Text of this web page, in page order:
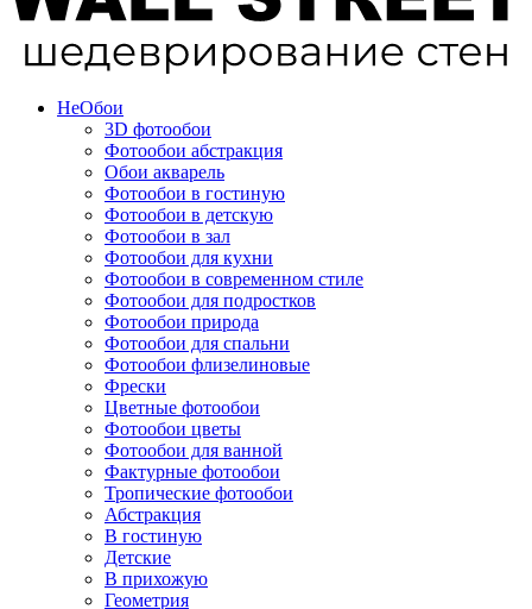
НеОбои
3D фотообои
Фотообои абстракция
Обои акварель
Фотообои в гостиную
Фотообои в детскую
Фотообои в зал
Фотообои для кухни
Фотообои в современном стиле
Фотообои для подростков
Фотообои природа
Фотообои для спальни
Фотообои флизелиновые
Фрески
Цветные фотообои
Фотообои цветы
Фотообои для ванной
Фактурные фотообои
Тропические фотообои
Абстракция
В гостиную
Детские
В прихожую
Геометрия